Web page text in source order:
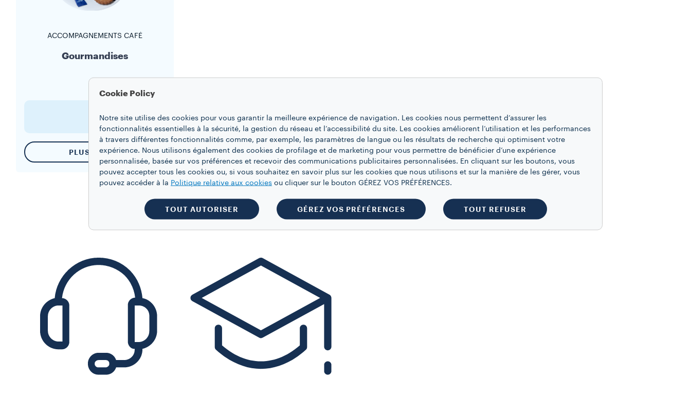
ACCOMPAGNEMENTS CAFÉ
Gourmandises
PLUS D’INFO
Cookie Policy
Notre site utilise des cookies pour vous garantir la meilleure expérience de navigation. Les cookies nous permettent d’assurer les
fonctionnalités essentielles à la sécurité, la gestion du réseau et l’accessibilité du site. Les cookies améliorent l’utilisation et les performances
à travers différentes fonctionnalités comme, par exemple, les paramètres de langue ou les résultats de recherche qui optimisent votre
expérience. Nous utilisons également des cookies de profilage et de marketing pour vous permettre de bénéficier d’une expérience
personnalisée, basée sur vos préférences et recevoir des communications publicitaires personnalisées. En cliquant sur les boutons, vous
pouvez accepter tous les cookies ou, si vous souhaitez en savoir plus sur les cookies que nous utilisons et sur la manière de les gérer, vous
pouvez accéder à la Politique relative aux cookies ou cliquer sur le bouton GÉREZ VOS PRÉFÉRENCES.
TOUT AUTORISER GÉREZ VOS PRÉFÉRENCES TOUT REFUSER